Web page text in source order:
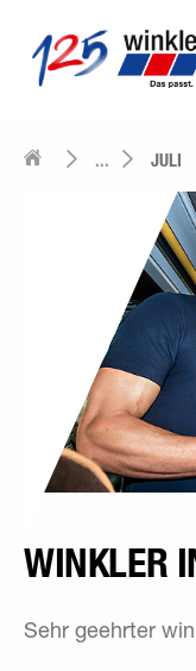
... JULI
WINKLER
Sehr geehrter